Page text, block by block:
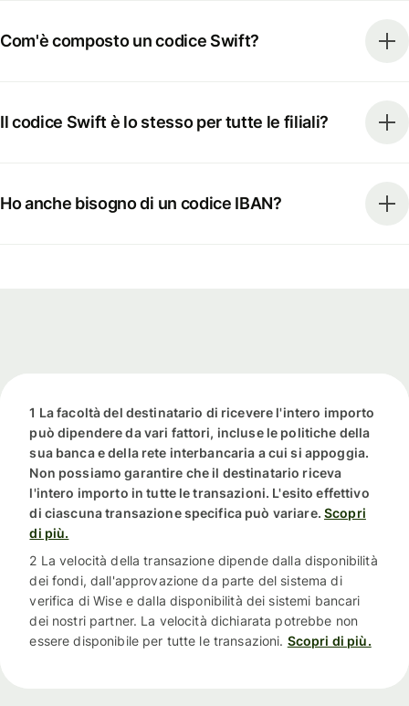
Com'è composto un codice Swift?
Il codice Swift è lo stesso per tutte le filiali?
Ho anche bisogno di un codice IBAN?
1 La facoltà del destinatario di ricevere l'intero importo
può dipendere da vari fattori, incluse le politiche della
sua banca e della rete interbancaria a cui si appoggia.
Non possiamo garantire che il destinatario riceva
l'intero importo in tutte le transazioni. L'esito effettivo
di ciascuna transazione specifica può variare. Scopri
di più.
2 La velocità della transazione dipende dalla disponibilità
dei fondi, dall'approvazione da parte del sistema di
verifica di Wise e dalla disponibilità dei sistemi bancari
dei nostri partner. La velocità dichiarata potrebbe non
essere disponibile per tutte le transazioni. Scopri di più.